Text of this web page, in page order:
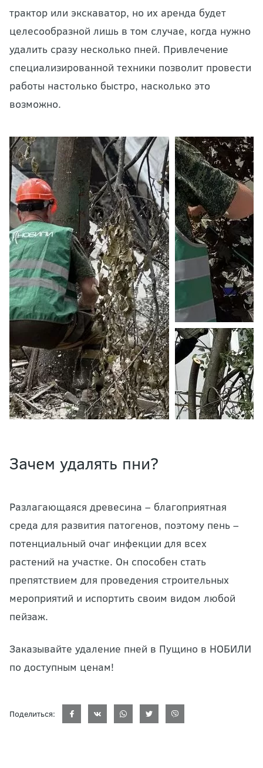
трактор или экскаватор, но их аренда будет
целесообразной лишь в том случае, когда нужно
удалить сразу несколько пней. Привлечение
специализированной техники позволит провести
работы настолько быстро, насколько это
возможно.
Зачем удалять пни?
Разлагающаяся древесина – благоприятная
среда для развития патогенов, поэтому пень –
потенциальный очаг инфекции для всех
растений на участке. Он способен стать
препятствием для проведения строительных
мероприятий и испортить своим видом любой
пейзаж.
Заказывайте удаление пней в Пущино в НОБИЛИ
по доступным ценам!
Поделиться: